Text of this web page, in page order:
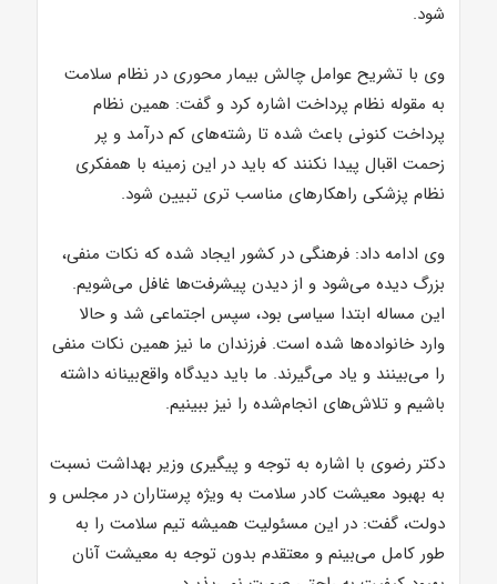
شود.
وی با تشریح عوامل چالش بیمار محوری در نظام سلامت
به مقوله نظام پرداخت اشاره کرد و گفت: همین نظام
پرداخت کنونی باعث شده تا رشته‌های کم درآمد و پر
زحمت اقبال پیدا نکنند که باید در این زمینه با همفکری
نظام پزشکی راهکارهای مناسب تری تبیین شود.
وی ادامه داد: فرهنگی در کشور ایجاد شده که نکات منفی،
بزرگ دیده می‌شود و از دیدن پیشرفت‌ها غافل می‌شویم.
این مساله ابتدا سیاسی بود، سپس اجتماعی شد و حالا
وارد خانواده‌ها شده است. فرزندان ما نیز همین نکات منفی
را می‌بینند و یاد می‌گیرند. ما باید دیدگاه واقع‌بینانه داشته
باشیم و تلاش‌های انجام‌شده را نیز ببینیم.
دکتر رضوی با اشاره به توجه و پیگیری وزیر بهداشت نسبت
به بهبود معیشت کادر سلامت به ویژه پرستاران در مجلس و
دولت، گفت: در این مسئولیت همیشه تیم سلامت را به
طور کامل می‌بینم و معتقدم بدون توجه به معیشت آنان